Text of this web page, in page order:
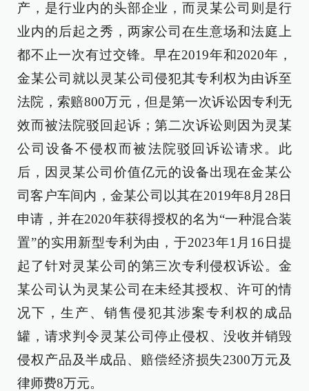
产，是行业内的头部企业，而灵某公司则是行
业内的后起之秀，两家公司在生意场和法庭上
都不止一次有过交锋。早在2019年和2020年，
金某公司就以灵某公司侵犯其专利权为由诉至
法院，索赔800万元，但是第一次诉讼因专利无
效而被法院驳回起诉；第二次诉讼则因为灵某
公司设备不侵权而被法院驳回诉讼请求。此
后，因灵某公司价值亿元的设备出现在金某公
司客户车间内，金某公司以其在2019年8月28日
申请，并在2020年获得授权的名为“一种混合装
置”的实用新型专利为由，于2023年1月16日提
起了针对灵某公司的第三次专利侵权诉讼。金
某公司认为灵某公司在未经其授权、许可的情
况下，生产、销售侵犯其涉案专利权的成品
罐，请求判令灵某公司停止侵权、没收并销毁
侵权产品及半成品、赔偿经济损失2300万元及
律师费8万元。